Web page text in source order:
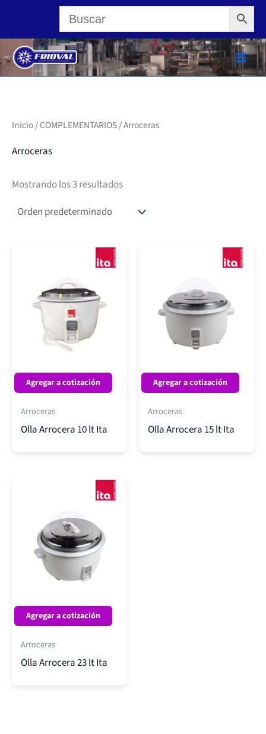
contenido
Inicio/COMPLEMENTARIOS/ Arroceras
Arroceras
Mostrando los 3 resultados
Agregar a cotización
Arroceras
Olla Arrocera 10 lt Ita
Agregar a cotización
Arroceras
Olla Arrocera 15 lt Ita
Agregar a cotización
Arroceras
Olla Arrocera 23 lt Ita